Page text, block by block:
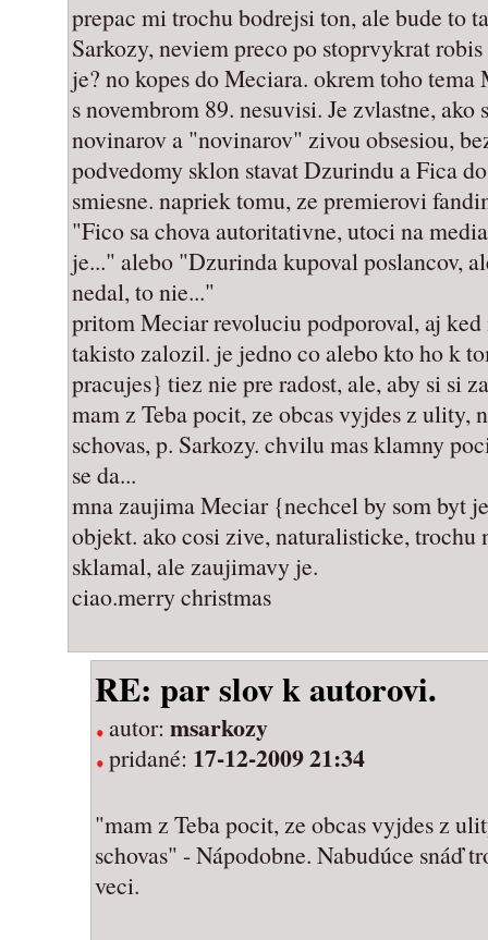
prepac mi trochu bodrejsi ton, ale bude to
Sarkozy, neviem preco po stoprvykrat
je? no kopes do Meciara. okrem toho
s novembrom 89. nesuvisi. Je zvlastne,
novinarov a "novinarov" zivou obsesiou,
podvedomy sklon stavat Dzurindu a Fica
smiesne. napriek tomu, ze premierovi
"Fico sa chova autoritativne, utoci na
je..." alebo "Dzurinda kupoval poslancov,
nedal, to nie..."
pritom Meciar revoluciu podporoval, aj ked
takisto zalozil. je jedno co alebo kto ho k
pracujes} tiez nie pre radost, ale, aby si si
mam z Teba pocit, ze obcas vyjdes z ulity,
schovas, p. Sarkozy. chvilu mas klamny
se da...
mna zaujima Meciar {nechcel by som byt
objekt. ako cosi zive, naturalisticke, trochu
sklamal, ale zaujimavy je.
ciao.merry christmas
RE: par slov k autorovi.
autor: msarkozy
pridané: 17-12-2009 21:34
"mam z Teba pocit, ze obcas vyjdes z
schovas" - Nápodobne. Nabudúce snáď
veci.